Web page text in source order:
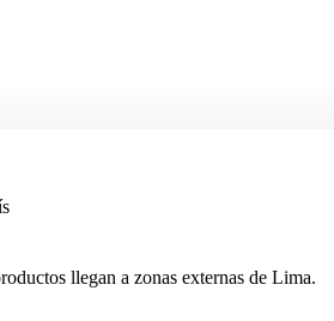
llegan a zonas externas de Lima.